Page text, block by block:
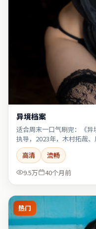
异境档案
适合周末一口气刷完：《
执导，2023年，木村拓哉、
高清
流畅
9.5万
40个月前
热门